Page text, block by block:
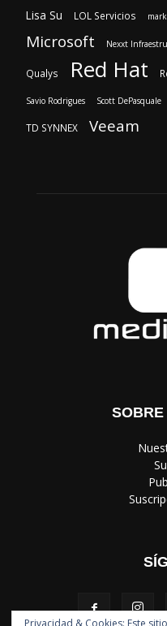
Lisa Su LOL Servicios
Microsoft Nexxt
Qualys Red Hat
Savio Rodrigues Scott DePasquale
TD SYNNEX Veeam
SOBRE
Privacidad & Cookies: Este